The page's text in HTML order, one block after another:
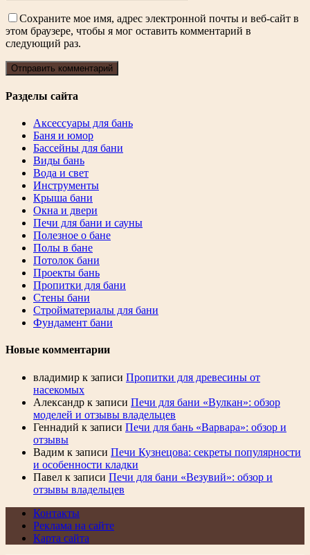
Сохраните мое имя, адрес электронной почты и веб-сайт в
этом браузере, чтобы я мог оставить комментарий в
следующий раз.
Разделы сайта
Аксессуары для бань
Баня и юмор
Бассейны для бани
Виды бань
Вода и свет
Инструменты
Крыша бани
Окна и двери
Печи для бани и сауны
Полезное о бане
Полы в бане
Потолок бани
Проекты бань
Пропитки для бани
Стены бани
Стройматериалы для бани
Фундамент бани
Новые комментарии
владимир к записи Пропитки для древесины от
насекомых
Александр к записи Печи для бани «Вулкан»: обзор
моделей и отзывы владельцев
Геннадий к записи Печи для бань «Варвара»: обзор и
отзывы
Вадим к записи Печи Кузнецова: секреты популярности
и особенности кладки
Павел к записи Печи для бани «Везувий»: обзор и
отзывы владельцев
Контакты
Реклама на сайте
Карта сайта